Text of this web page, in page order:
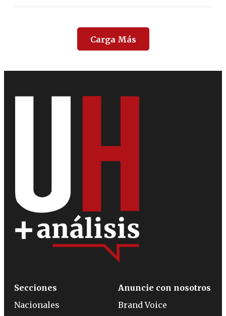
Carga Más
Secciones
Nacionales
Anuncie con nosotros
Brand Voice